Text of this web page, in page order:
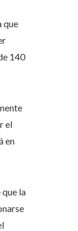
que
140
el
en
la